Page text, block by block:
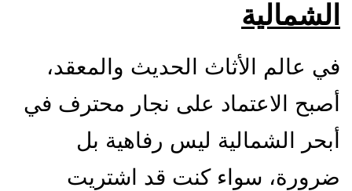
عالم الأثاث الحديث والمعقد،
الاعتماد على نجار محترف في
الشمالية ليس رفاهية بل
سواء كنت قد اشتريت